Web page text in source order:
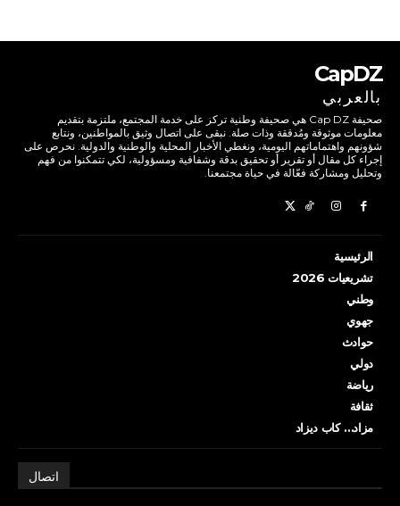
CapDZ
بالعربي
صحيفة Cap DZ هي صحيفة وطنية تركز على خدمة المجتمع، ملتزمة بتقديم
معلومات موثوقة ومُدققة وذات صلة. نبقى على اتصال وثيق بالمواطنين، ونتابع
شؤونهم واهتماماتهم اليومية، ونغطي الأخبار المحلية والوطنية والدولية. نحرص على
إجراء كل مقال أو تقرير أو تحقيق بدقة وشفافية ومسؤولية، لكي تتمكنوا من فهم
وتحليل ومشاركة فعّالة في حياة مجتمعنا.
الرئيسية
تشريعيات 2026
وطني
جهوي
حوادث
دولي
رياضة
ثقافة
مزاد… كاب ديزاد
اتصال